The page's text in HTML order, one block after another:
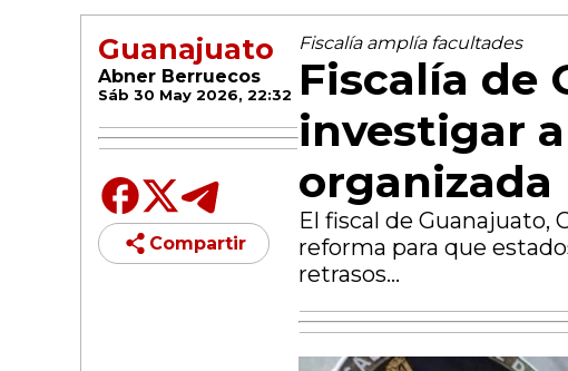
Guanajuato
Abner Berruecos
Sáb 30 May 2026, 22:32
Compartir
Fiscalía amplía facultades
Fiscalía de
investigar
organizada
El fiscal de Guanajuato,
reforma para que
retrasos...